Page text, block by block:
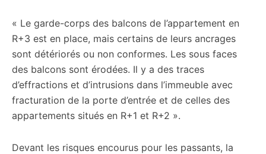
« Le garde-corps des balcons de l’appartement en
R+3 est en place, mais certains de leurs ancrages
sont détériorés ou non conformes. Les sous faces
des balcons sont érodées. Il y a des traces
d’effractions et d’intrusions dans l’immeuble avec
fracturation de la porte d’entrée et de celles des
appartements situés en R+1 et R+2 ».
Devant les risques encourus pour les passants, la